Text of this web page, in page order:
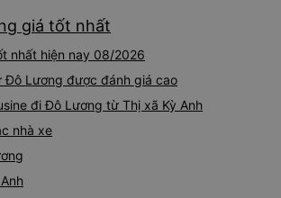
giá tốt nhất
nhất hiện nay 08/2026
Đô Lương được đánh giá cao
đi Đô Lương từ Thị xã Kỳ Anh
nhà xe